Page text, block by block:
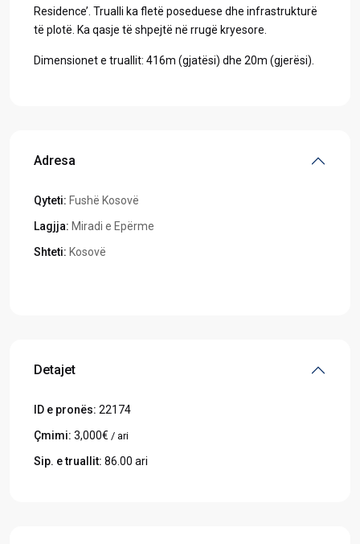
Residence’. Trualli ka fletë poseduese dhe infrastrukturë
të plotë. Ka qasje të shpejtë në rrugë kryesore.
Dimensionet e truallit: 416m (gjatësi) dhe 20m (gjerësi).
Adresa
Qyteti: Fushë Kosovë
Lagjja: Miradi e Epërme
Shteti: Kosovë
Detajet
ID e pronës: 22174
Çmimi: 3,000€ / ari
Sip. e truallit: 86.00 ari